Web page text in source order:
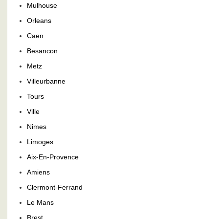
Mulhouse
Orleans
Caen
Besancon
Metz
Villeurbanne
Tours
Ville
Nimes
Limoges
Aix-En-Provence
Amiens
Clermont-Ferrand
Le Mans